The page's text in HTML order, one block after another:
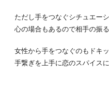
ただし手をつなぐシチュエー
心の場合もあるので相手の振
女性から手をつなぐのもドキ
手繋ぎを上手に恋のスパイス